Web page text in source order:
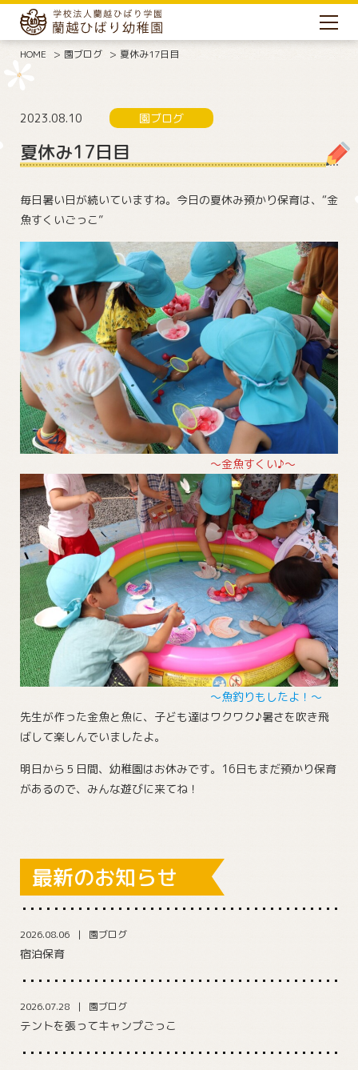
HOME 園ブログ 夏休み17日目
2023.08.10 園ブログ
夏休み17日目
毎日暑い日が続いていますね。今日の夏休み預かり保育は、“金
魚すくいごっこ”
～金魚すくい♪～
～魚釣りもしたよ！～
先生が作った金魚と魚に、子ども達はワクワク♪暑さを吹き飛
ばして楽しんでいましたよ。
明日から５日間、幼稚園はお休みです。16日もまだ預かり保育
があるので、みんな遊びに来てね！
最新のお知らせ
2026.08.06 園ブログ
宿泊保育
2026.07.28 園ブログ
テントを張ってキャンプごっこ